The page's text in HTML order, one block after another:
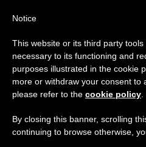
Aviso importante
Del 27 de julio al 7 de
anual, aprovechando que
se generan menos
Notice
This website or its third party
necessary to its functioning and
purposes illustrated in the cookie
more or withdraw your consent to
please refer to the cookie policy
By closing this banner, scrolling
continuing to browse otherwise,